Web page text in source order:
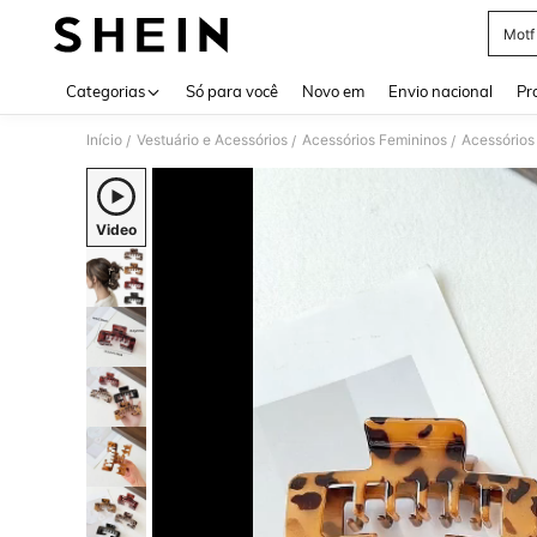
Motf
Categorias Só para você Novo em Envio nacional
Início / Vestuário e Acessórios / Acessórios Femininos /
Video